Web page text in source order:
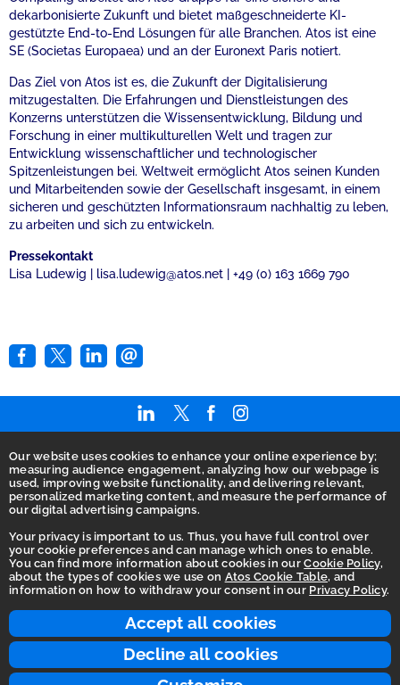
Accept all cookies
Decline all cookies
Our website uses cookies to enhance your online experience by;
measuring audience engagement, analyzing how our webpage is
used, improving website functionality, and delivering relevant,
personalized marketing content, and measure the performance of
our digital advertising campaigns.
Your privacy is important to us. Thus, you have full control over
your cookie preferences and can manage which ones to enable.
You can find more information about cookies in ourCookie Policy,
about the types of cookies we use on Atos Cookie Table, and
information on how to withdraw your consent in our Privacy Policy.
dekarbonisierte Zukunft und bietet maßgeschneiderte KI-
gestützte End-to-End Lösungen für alle Branchen. Atos ist eine
SE (Societas Europaea) und an der Euronext Paris notiert.
Das Ziel von Atos ist es, die Zukunft der Digitalisierung
mitzugestalten. Die Erfahrungen und Dienstleistungen des
Konzerns unterstützen die Wissensentwicklung, Bildung und
Forschung in einer multikulturellen Welt und tragen zur
Entwicklung wissenschaftlicher und technologischer
Spitzenleistungen bei. Weltweit ermöglicht Atos seinen Kunden
und Mitarbeitenden sowie der Gesellschaft insgesamt, in einem
sicheren und geschützten Informationsraum nachhaltig zu leben,
zu arbeiten und sich zu entwickeln.
Pressekontakt
Lisa Ludewig | lisa.ludewig@atos.net | +49 (0) 163 1669 790
Home
AGB
Barrierefreiheitserklärung
Betrugsbekämpfung
Datenschutz
Ethikkodex
Integritätslinie
Impressum
Nutzungsbedingungen